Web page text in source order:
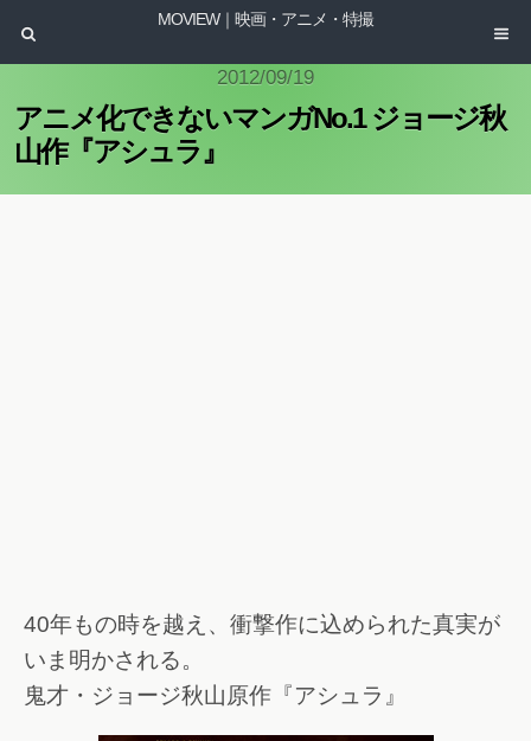
MOVIEW｜映画・アニメ・特撮
2012/09/19
アニメ化できないマンガNo.1 ジョージ秋
山作『アシュラ』
40年もの時を越え、衝撃作に込められた真実が
いま明かされる。
鬼才・ジョージ秋山原作『アシュラ』